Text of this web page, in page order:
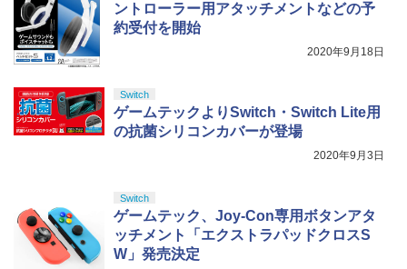
ントローラー用アタッチメントなどの予
約受付を開始
2020年9月18日
Switch
ゲームテックよりSwitch・Switch Lite用
の抗菌シリコンカバーが登場
2020年9月3日
Switch
ゲームテック、Joy-Con専用ボタンアタ
ッチメント「エクストラパッドクロスS
W」発売決定